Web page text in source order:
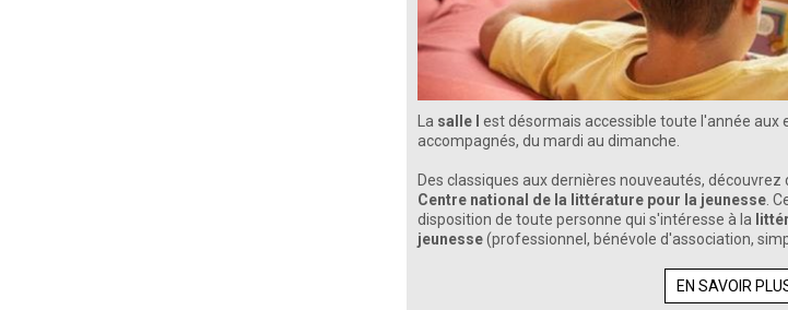
La salle I
est désormais accessible toute l'année aux
accompagnés, du mardi au dimanche.
Des classiques aux dernières nouveautés,
Centre national de la littérature pour la jeunesse .
disposition de toute personne qui s'intéresse à la
jeunesse(professionnel, bénévole d'association,
EN SAVOIR